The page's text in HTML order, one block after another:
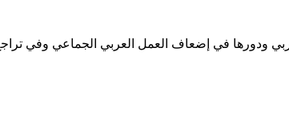
في إضعاف العمل العربي الجماعي وفي تراجع